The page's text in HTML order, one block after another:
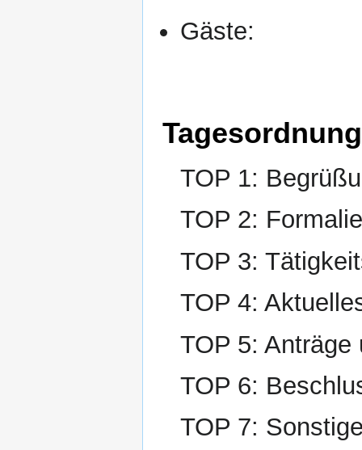
Gäste:
Tagesordnung
TOP 1:
TOP 2:
TOP 3:
TOP 4:
TOP 5:
TOP 6:
TOP 7: